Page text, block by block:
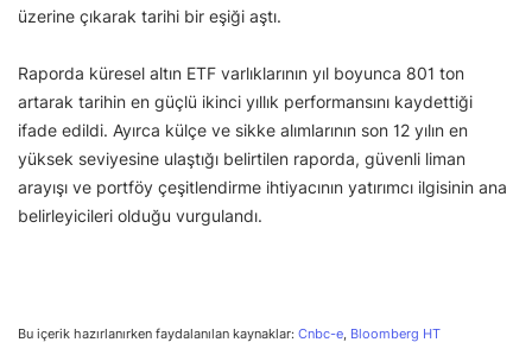
üzerine çıkarak tarihi bir eşiği aştı.
Raporda küresel altın ETF varlıklarının yıl boyunca 801 ton
artarak tarihin en güçlü ikinci yıllık performansını kaydettiği
ifade edildi. Ayırca külçe ve sikke alımlarının son 12 yılın en
yüksek seviyesine ulaştığı belirtilen raporda, güvenli liman
arayışı ve portföy çeşitlendirme ihtiyacının yatırımcı ilgisinin ana
belirleyicileri olduğu vurgulandı.
Bu içerik hazırlanırken faydalanılan kaynaklar: Cnbc-e, Bloomberg HT